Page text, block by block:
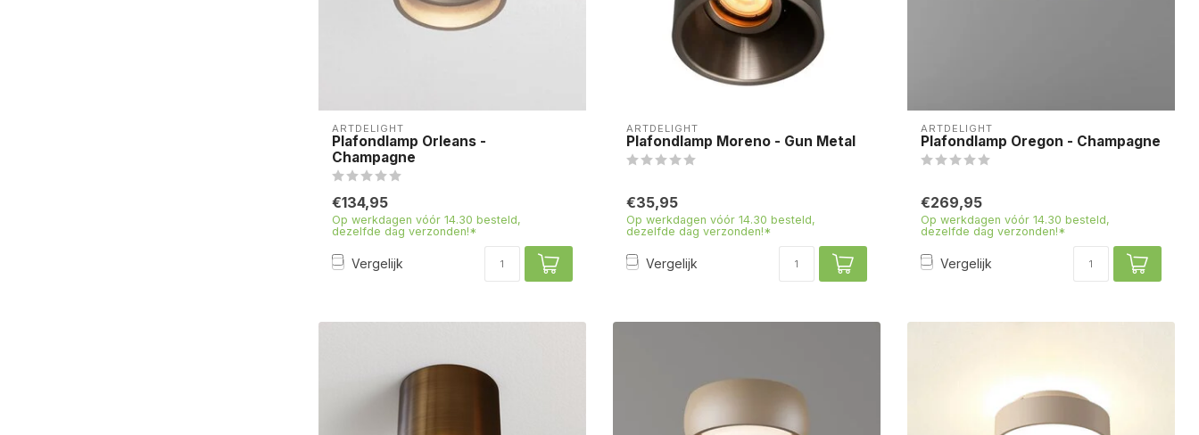
ARTDELIGHT
Plafondlamp Orleans -
Champagne
€134,95
Op werkdagen vóór 14.30 besteld,
dezelfde dag verzonden!*
Vergelijk
ARTDELIGHT
Plafondlamp Moreno - Gun Metal
€35,95
Op werkdagen vóór 14.30 besteld,
dezelfde dag verzonden!*
Vergelijk
ARTDELIGHT
Plafondlamp Oregon - Champagne
€269,95
Op werkdagen vóór 14.30 besteld,
dezelfde dag verzonden!*
Vergelijk